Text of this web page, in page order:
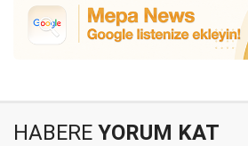
HABERE YORUM KAT